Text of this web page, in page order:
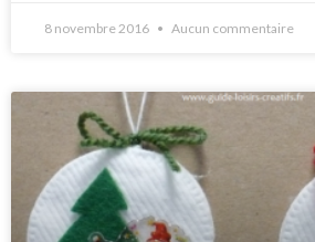
8 novembre 2016 Aucun commentaire